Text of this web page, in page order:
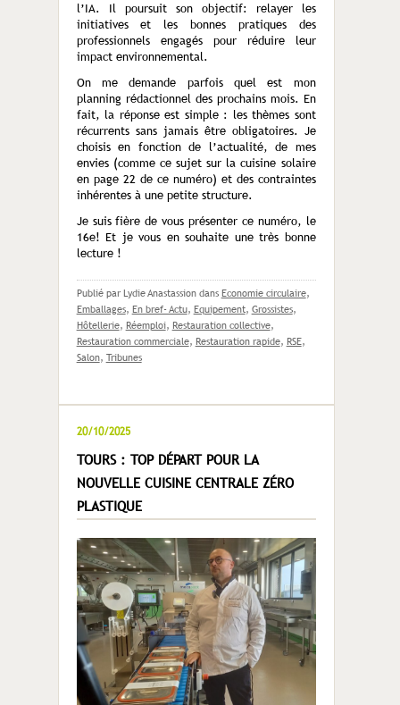
l’IA. Il poursuit son objectif: relayer les
initiatives et les bonnes pratiques des
professionnels engagés pour réduire leur
impact environnemental.
On me demande parfois quel est mon
planning rédactionnel des prochains mois. En
fait, la réponse est simple : les thèmes sont
récurrents sans jamais être obligatoires. Je
choisis en fonction de l’actualité, de mes
envies (comme ce sujet sur la cuisine solaire
en page 22 de ce numéro) et des contraintes
inhérentes à une petite structure.
Je suis fière de vous présenter ce numéro, le
16e! Et je vous en souhaite une très bonne
lecture !
Publié par Lydie Anastassion dans Economie circulaire,
Emballages, En bref- Actu, Equipement, Grossistes,
Hôtellerie, Réemploi, Restauration collective,
Restauration commerciale, Restauration rapide, RSE,
Salon, Tribunes
20/10/2025
TOURS : TOP DÉPART POUR LA
NOUVELLE CUISINE CENTRALE ZÉRO
PLASTIQUE